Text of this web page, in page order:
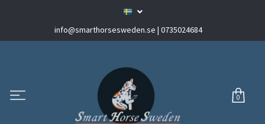
info@smarthorsesweden.se | 0735024684
0